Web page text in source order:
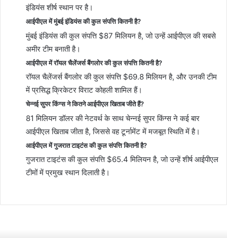
इंडियंस शीर्ष स्थान पर है।
आईपीएल में मुंबई इंडियंस की कुल संपत्ति कितनी है?
मुंबई इंडियंस की कुल संपत्ति $87 मिलियन है, जो उन्हें आईपीएल की सबसे
अमीर टीम बनाती है।
आईपीएल में रॉयल चैलेंजर्स बैंगलोर की कुल संपत्ति कितनी है?
रॉयल चैलेंजर्स बैंगलोर की कुल संपत्ति $69.8 मिलियन है, और उनकी टीम
में प्रसिद्ध क्रिकेटर विराट कोहली शामिल हैं।
चेन्नई सुपर किंग्स ने कितने आईपीएल खिताब जीते हैं?
81 मिलियन डॉलर की नेटवर्थ के साथ चेन्नई सुपर किंग्स ने कई बार
आईपीएल खिताब जीता है, जिससे वह टूर्नामेंट में मजबूत स्थिति में है।
आईपीएल में गुजरात टाइटंस की कुल संपत्ति कितनी है?
गुजरात टाइटंस की कुल संपत्ति $65.4 मिलियन है, जो उन्हें शीर्ष आईपीएल
टीमों में प्रमुख स्थान दिलाती है।